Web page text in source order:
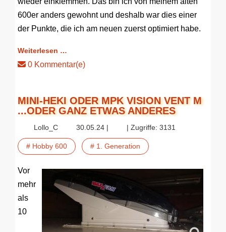
600er anders gewohnt und deshalb war dies einer
der Punkte, die ich am neuen zuerst optimiert habe.
Weiterlesen …
0 Kommentar(e)
MINI-HEKI ODER MPK VISION VENT M
...ODER GANZ ETWAS ANDERES
Lollo_C 30.05.24 | | Zugriffe: 3131
# Hobby 600 # 1. Generation
Vor
mehr
als
10